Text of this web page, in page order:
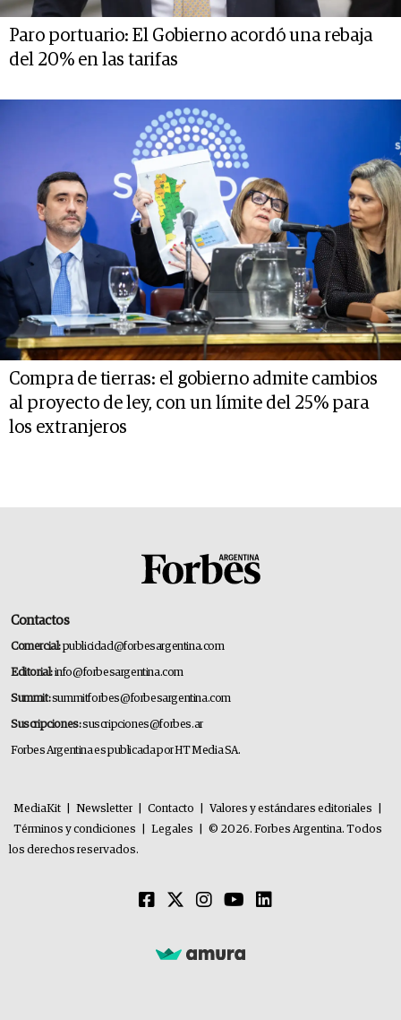
Paro portuario: El Gobierno acordó una rebaja
del 20% en las tarifas
Compra de tierras: el gobierno admite cambios
al proyecto de ley, con un límite del 25% para
los extranjeros
Contactos
Comercial:publicidad@forbesargentina.com
Editorial:info@forbesargentina.com
Summit:summitforbes@forbesargentina.com
Suscripciones:suscripciones@forbes.ar
Forbes Argentina es publicada por HT Media SA.
MediaKit Newsletter Contacto Valores y estándares editoriales
Términos y condiciones
Legales
© 2026. Forbes Argentina. Todos
los derechos reservados.